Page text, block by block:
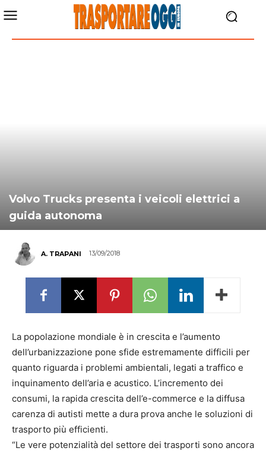
Volvo Trucks presenta i veicoli elettrici a
guida autonoma
A. TRAPANI 13/09/2018
La popolazione mondiale è in crescita e l’aumento
dell’urbanizzazione pone sfide estremamente difficili per
quanto riguarda i problemi ambientali, legati a traffico e
inquinamento dell’aria e acustico. L’incremento dei
consumi, la rapida crescita dell’e-commerce e la diffusa
carenza di autisti mette a dura prova anche le soluzioni di
trasporto più efficienti.
“Le vere potenzialità del settore dei trasporti sono ancora